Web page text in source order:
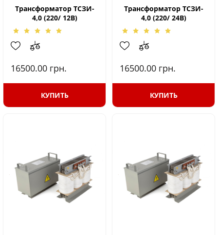
Трансформатор ТСЗИ-
4,0 (220/ 12В)
16500.00 грн.
КУПИТЬ
Трансформатор ТСЗИ-
4,0 (220/ 24В)
16500.00 грн.
КУПИТЬ